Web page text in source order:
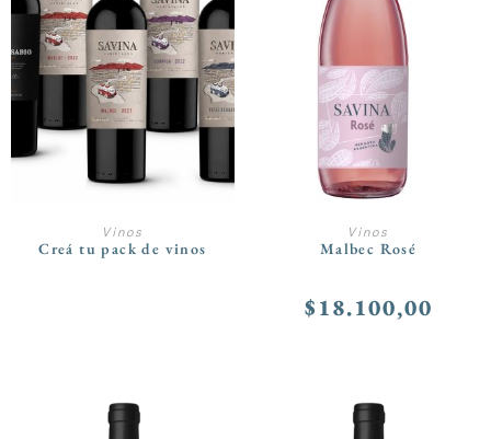
LEER MÁS
Vinos
Creá tu pack de vinos
AÑADIR AL CARRITO
Vinos
Malbec Rosé
$18.100,00